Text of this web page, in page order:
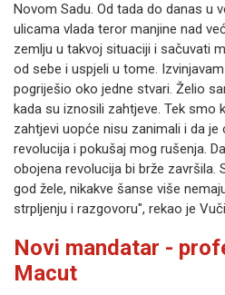
Novom Sadu. Od tada do danas u
ulicama vlada teror manjine nad
zemlju u takvoj situaciji i sačuvati
od sebe i uspjeli u tome.
pogriješio oko jedne stvari. Želio
kada su iznosili zahtjeve. Tek smo
zahtjevi uopće nisu zanimali i da
revolucija i pokušaj mog rušenja.
obojena revolucija bi brže završila.
god žele, nikakve šanse više
strpljenju i razgovoru", rekao je
Novi mandatar -
Macut